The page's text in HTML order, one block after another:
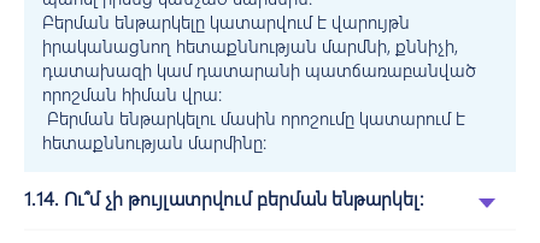
Բերման ենթարկելը կատարվում է վարույթն
իրականացնող հետաքննության մարմնի, քննիչի,
դատախազի կամ դատարանի պատճառաբանված
որոշման հիման վրա:
Բերման ենթարկելու մասին որոշումը կատարում է
հետաքննության մարմինը:
1.14. Ու՞մ չի թույլատրվում բերման ենթարկել: